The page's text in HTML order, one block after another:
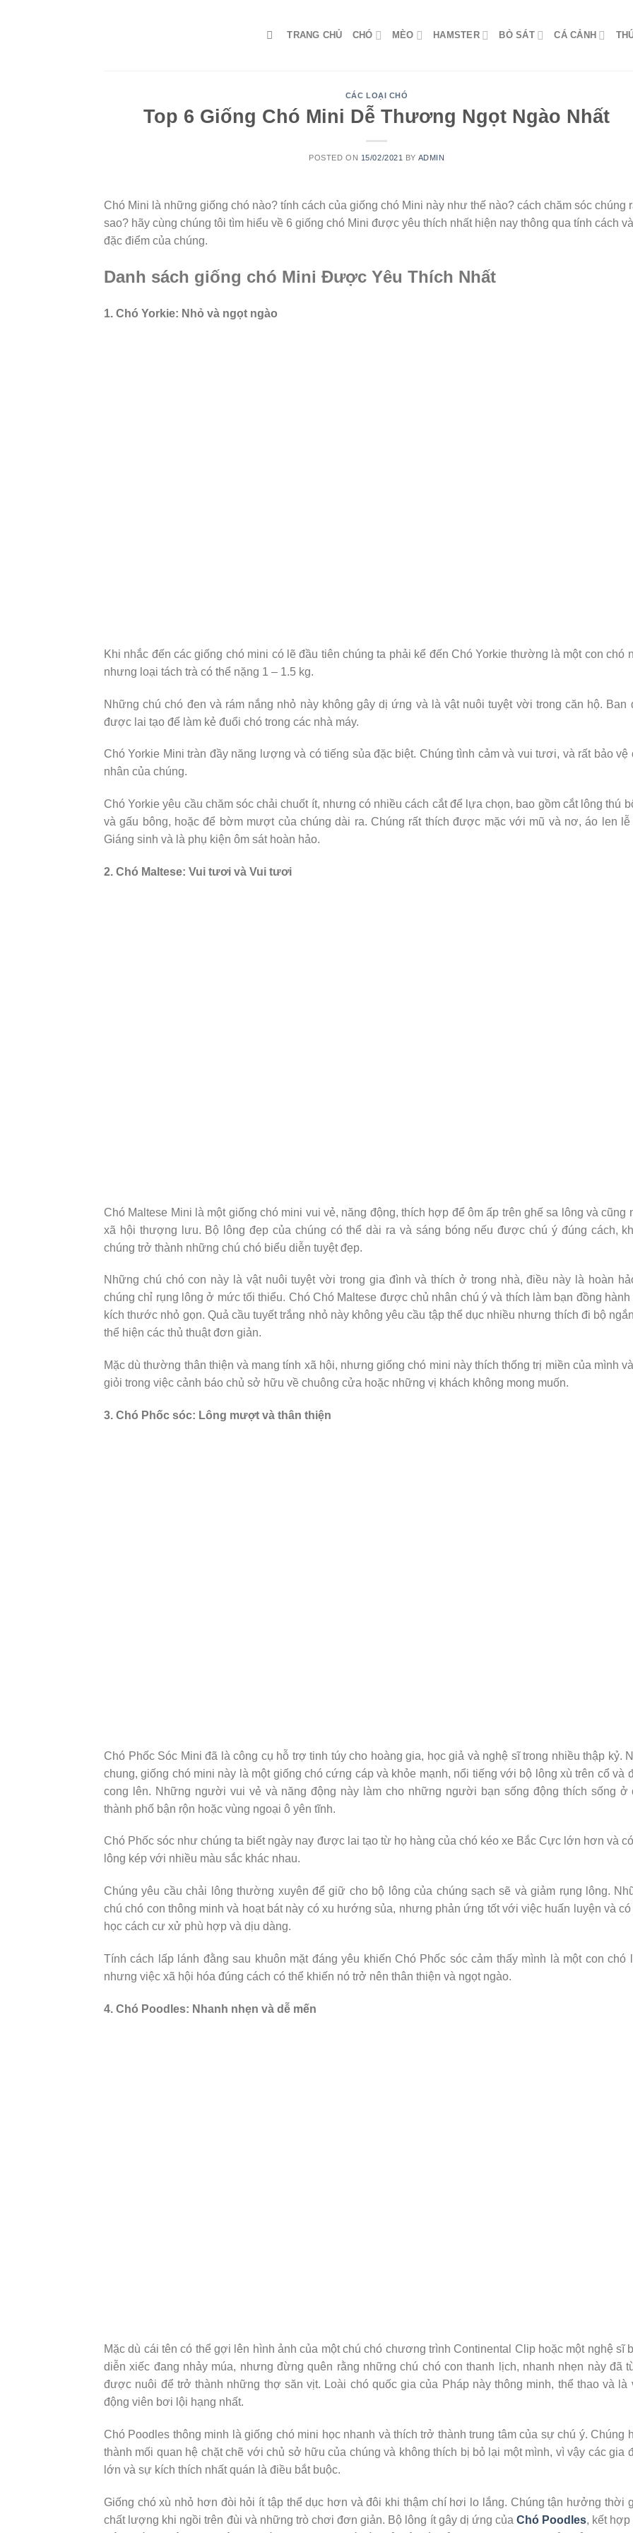
TRANG CHỦ CHÓ MÈO HAMSTER BÒ SÁT CÁ CẢNH
CÁC LOẠI CHÓ
Top 6 Giống Chó Mini Dễ Thương Ngọt Ngào Nhất
POSTED ON 15/02/2021 BY ADMIN
Chó Mini là những giống chó nào? tính cách của giống chó Mini này như thế nào? cách chăm sóc chúng
sao? hãy cùng chúng tôi tìm hiểu về 6 giống chó Mini được yêu thích nhất hiện nay thông qua tính cách và
đặc điểm của chúng.
Danh sách giống chó Mini Được Yêu Thích Nhất
1. Chó Yorkie: Nhỏ và ngọt ngào
Khi nhắc đến các giống chó mini có lẽ đầu tiên chúng ta phải kể đến Chó Yorkie thường là một con chó
nhưng loại tách trà có thể nặng 1 – 1.5 kg.
Những chú chó đen và rám nắng nhỏ này không gây dị ứng và là vật nuôi tuyệt vời trong căn hộ. Ban
được lai tạo để làm kẻ đuổi chó trong các nhà máy.
Chó Yorkie Mini tràn đầy năng lượng và có tiếng sủa đặc biệt. Chúng tình cảm và vui tươi, và rất bảo vệ
nhân của chúng.
Chó Yorkie yêu cầu chăm sóc chải chuốt ít, nhưng có nhiều cách cắt để lựa chọn, bao gồm cắt lông thú
và gấu bông, hoặc để bờm mượt của chúng dài ra. Chúng rất thích được mặc với mũ và nơ, áo len lễ
Giáng sinh và là phụ kiện ôm sát hoàn hảo.
2. Chó Maltese: Vui tươi và Vui tươi
Chó Maltese Mini là một giống chó mini vui vẻ, năng động, thích hợp để ôm ấp trên ghế sa lông và cũng
xã hội thượng lưu. Bộ lông đẹp của chúng có thể dài ra và sáng bóng nếu được chú ý đúng cách,
chúng trở thành những chú chó biểu diễn tuyệt đẹp.
Những chú chó con này là vật nuôi tuyệt vời trong gia đình và thích ở trong nhà, điều này là hoàn
chúng chỉ rụng lông ở mức tối thiểu. Chó Chó Maltese được chủ nhân chú ý và thích làm bạn đồng hành
kích thước nhỏ gọn. Quả cầu tuyết trắng nhỏ này không yêu cầu tập thể dục nhiều nhưng thích đi bộ
thể hiện các thủ thuật đơn giản.
Mặc dù thường thân thiện và mang tính xã hội, nhưng giống chó mini này thích thống trị miền của mình
giỏi trong việc cảnh báo chủ sở hữu về chuông cửa hoặc những vị khách không mong muốn.
3. Chó Phốc sóc: Lông mượt và thân thiện
Chó Phốc Sóc Mini đã là công cụ hỗ trợ tinh túy cho hoàng gia, học giả và nghệ sĩ trong nhiều thập kỷ.
chung, giống chó mini này là một giống chó cứng cáp và khỏe mạnh, nổi tiếng với bộ lông xù trên cổ và
cong lên. Những người vui vẻ và năng động này làm cho những người bạn sống động thích sống ở
thành phố bận rộn hoặc vùng ngoại ô yên tĩnh.
Chó Phốc sóc như chúng ta biết ngày nay được lai tạo từ họ hàng của chó kéo xe Bắc Cực lớn hơn và
lông kép với nhiều màu sắc khác nhau.
Chúng yêu cầu chải lông thường xuyên để giữ cho bộ lông của chúng sạch sẽ và giảm rụng lông.
chú chó con thông minh và hoạt bát này có xu hướng sủa, nhưng phản ứng tốt với việc huấn luyện và có
học cách cư xử phù hợp và dịu dàng.
Tính cách lấp lánh đằng sau khuôn mặt đáng yêu khiến Chó Phốc sóc cảm thấy mình là một con chó
nhưng việc xã hội hóa đúng cách có thể khiến nó trở nên thân thiện và ngọt ngào.
4. Chó Poodles: Nhanh nhẹn và dễ mến
Mặc dù cái tên có thể gợi lên hình ảnh của một chú chó chương trình Continental Clip hoặc một nghệ sĩ
diễn xiếc đang nhảy múa, nhưng đừng quên rằng những chú chó con thanh lịch, nhanh nhẹn này đã
được nuôi để trở thành những thợ săn vịt. Loài chó quốc gia của Pháp này thông minh, thể thao và là
động viên bơi lội hạng nhất.
Chó Poodles thông minh là giống chó mini học nhanh và thích trở thành trung tâm của sự chú ý. Chúng
thành mối quan hệ chặt chẽ với chủ sở hữu của chúng và không thích bị bỏ lại một mình, vì vậy các gia
lớn và sự kích thích nhất quán là điều bắt buộc.
Giống chó xù nhỏ hơn đòi hỏi ít tập thể dục hơn và đôi khi thậm chí hơi lo lắng. Chúng tận hưởng thời
chất lượng khi ngồi trên đùi và những trò chơi đơn giản. Bộ lông ít gây dị ứng củaChó Poodles, kết